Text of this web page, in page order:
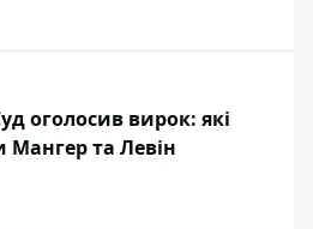
оголосив вирок: які
та Левін